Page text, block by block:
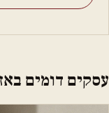
עסקים דומים